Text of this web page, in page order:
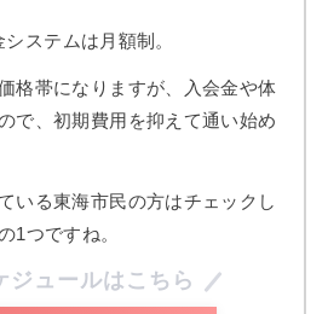
ステムは月額制。
格帯になりますが、入会金や体
で、初期費用を抑えて通い始め
いる東海市民の方はチェックし
1つですね。
ジュールはこちら